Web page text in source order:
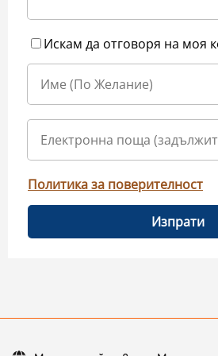
Искам да отговоря на моя
Политика за поверителност
Изпрати